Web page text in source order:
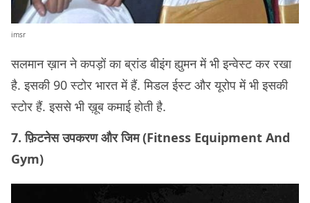
imsr
सलमान ख़ान ने कपड़ों का ब्रांड बीइंग ह्युमन में भी इन्वेस्ट कर रखा
है. इसकी 90 स्टोर भारत में हैं. मिडल ईस्ट और यूरोप में भी इसकी
स्टोर हैं. इससे भी ख़ूब कमाई होती है.
7. फ़िटनेस उपकरण और जिम (Fitness Equipment And
Gym)